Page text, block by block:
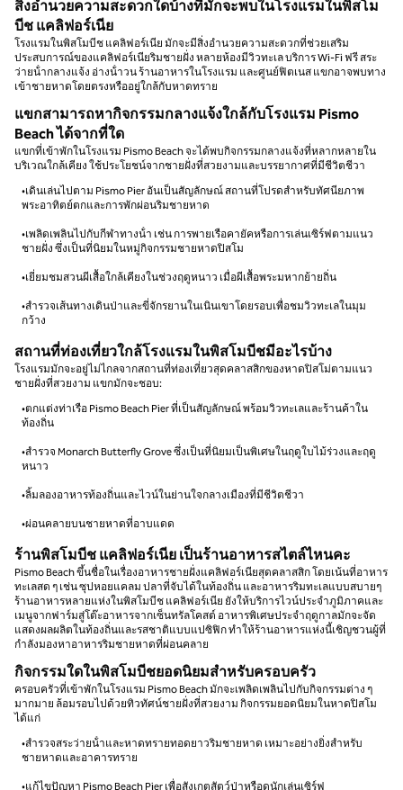
สิ่งอํานวยความสะดวกใดบ้างที่มักจะพบในโรงแรมในพิสโม
บีช แคลิฟอร์เนีย
โรงแรมในพิสโมบีช แคลิฟอร์เนีย มักจะมีสิ่งอํานวยความสะดวกที่ช่วยเสริม
ประสบการณ์ของแคลิฟอร์เนียริมชายฝั่ง หลายห้องมีวิวทะเล บริการ Wi-Fi ฟรี สระ
ว่ายน้ํากลางแจ้ง อ่างน้ําวน ร้านอาหารในโรงแรม และศูนย์ฟิตเนส แขกอาจพบทาง
เข้าชายหาดโดยตรงหรืออยู่ใกล้กับหาดทราย
แขกสามารถหากิจกรรมกลางแจ้งใกล้กับโรงแรม Pismo
Beach ได้จากที่ใด
แขกที่เข้าพักในโรงแรม Pismo Beach จะได้พบกิจกรรมกลางแจ้งที่หลากหลายใน
บริเวณใกล้เคียง ใช้ประโยชน์จากชายฝั่งที่สวยงามและบรรยากาศที่มีชีวิตชีวา
•เดินเล่นไปตาม Pismo Pier อันเป็นสัญลักษณ์ สถานที่โปรดสําหรับทัศนียภาพ
พระอาทิตย์ตกและการพักผ่อนริมชายหาด
•เพลิดเพลินไปกับกีฬาทางน้ํา เช่น การพายเรือคายัคหรือการเล่นเซิร์ฟตามแนว
ชายฝั่ง ซึ่งเป็นที่นิยมในหมู่กิจกรรมชายหาดปิสโม
•เยี่ยมชมสวนผีเสื้อใกล้เคียงในช่วงฤดูหนาว เมื่อผีเสื้อพระมหากย้ายถิ่น
•สํารวจเส้นทางเดินป่าและขี่จักรยานในเนินเขาโดยรอบเพื่อชมวิวทะเลในมุม
กว้าง
สถานที่ท่องเที่ยวใกล้โรงแรมในพิสโมบีชมีอะไรบ้าง
โรงแรมมักจะอยู่ไม่ไกลจากสถานที่ท่องเที่ยวสุดคลาสสิกของหาดปิสโม่ตามแนว
ชายฝั่งที่สวยงาม แขกมักจะชอบ:
•ตกแต่งท่าเรือ Pismo Beach Pier ที่เป็นสัญลักษณ์ พร้อมวิวทะเลและร้านค้าใน
ท้องถิ่น
•สํารวจ Monarch Butterfly Grove ซึ่งเป็นที่นิยมเป็นพิเศษในฤดูใบไม้ร่วงและฤดู
หนาว
•ลิ้มลองอาหารท้องถิ่นและไวน์ในย่านใจกลางเมืองที่มีชีวิตชีวา
•ผ่อนคลายบนชายหาดที่อาบแดด
ร้านพิสโมบีช แคลิฟอร์เนีย เป็นร้านอาหารสไตล์ไหนคะ
Pismo Beach ขึ้นชื่อในเรื่องอาหารชายฝั่งแคลิฟอร์เนียสุดคลาสสิก โดยเน้นที่อาหาร
ทะเลสด ๆ เช่น ซุปหอยแคลม ปลาที่จับได้ในท้องถิ่น และอาหารริมทะเลแบบสบายๆ
ร้านอาหารหลายแห่งในพิสโมบีช แคลิฟอร์เนีย ยังให้บริการไวน์ประจําภูมิภาคและ
เมนูจากฟาร์มสู่โต๊ะอาหารจากเซ็นทรัลโคสต์ อาหารพิเศษประจําฤดูกาลมักจะจัด
แสดงผลผลิตในท้องถิ่นและรสชาติแบบแปซิฟิก ทําให้ร้านอาหารแห่งนี้เชิญชวนผู้ที่
กําลังมองหาอาหารริมชายหาดที่ผ่อนคลาย
กิจกรรมใดในพิสโมบีชยอดนิยมสําหรับครอบครัว
ครอบครัวที่เข้าพักในโรงแรม Pismo Beach มักจะเพลิดเพลินไปกับกิจกรรมต่าง ๆ
มากมาย ล้อมรอบไปด้วยทิวทัศน์ชายฝั่งที่สวยงาม กิจกรรมยอดนิยมในหาดปิสโม
ได้แก่
•สํารวจสระว่ายน้ําและหาดทรายทอดยาวริมชายหาด เหมาะอย่างยิ่งสําหรับ
ชายหาดและอาคารทราย
•แก้ไขปัญหา Pismo Beach Pier เพื่อสังเกตสัตว์ป่าหรือดูนักเล่นเซิร์ฟ